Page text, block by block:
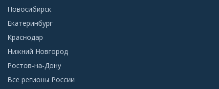
Новосибирск
Екатеринбург
Краснодар
Нижний Новгород
Ростов-на-Дону
Все регионы России